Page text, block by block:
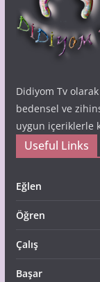
Didiyom Tv
bedensel ve
uygun içeriklerle
Useful Links
Eğlen
Öğren
Çalış
Başar